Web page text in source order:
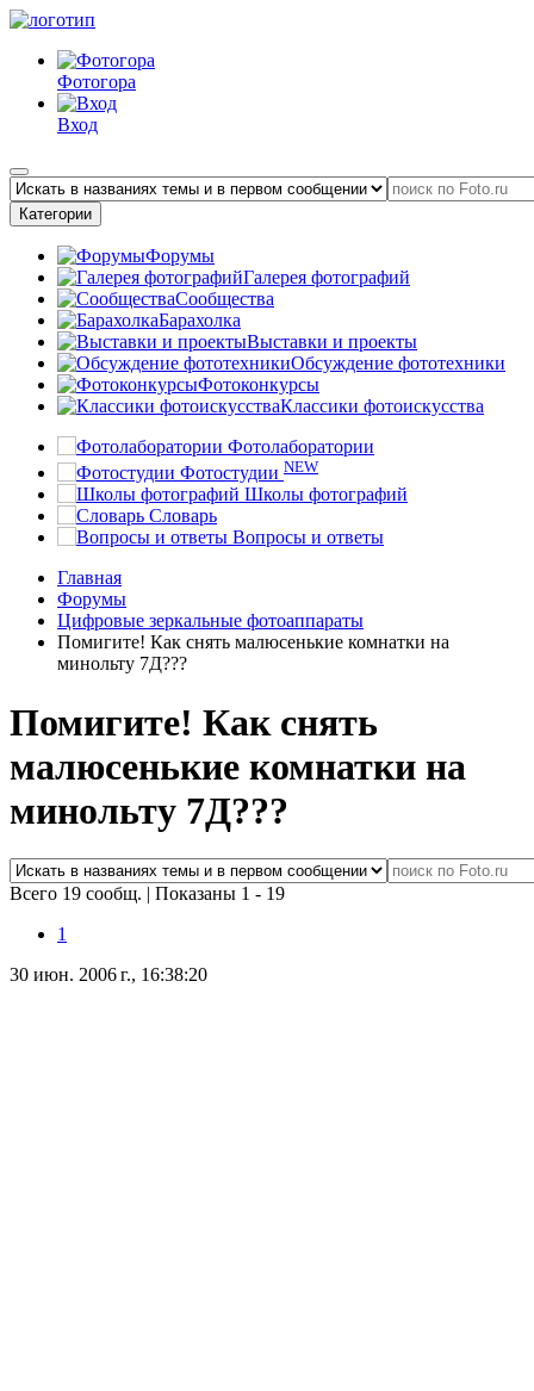
Фотогора
Вход
Категории
Форумы
Галерея фотографий
Сообщества
Барахолка
Выставки и проекты
Обсуждение фототехники
Фотоконкурсы
Классики фотоискусства
Фотолаборатории
Фотостудии NEW
Школы фотографий
Словарь
Вопросы и ответы
Главная
Форумы
Цифровые зеркальные фотоаппараты
Помигите! Как снять малюсенькие комнатки на
минольту 7Д???
Помигите! Как снять
малюсенькие комнатки на
минольту 7Д???
Всего 19 сообщ. | Показаны 1 - 19
1
30 июн. 2006 г., 16:38:20